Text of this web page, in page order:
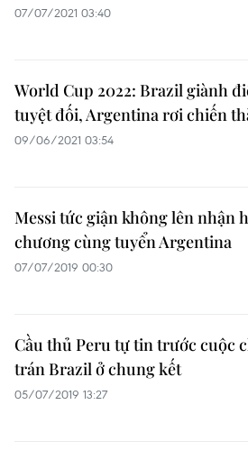
07/07/2021 03:40
World Cup 2022: Brazil giành
tuyệt đối, Argentina rơi chiến
09/06/2021 03:54
Messi tức giận không lên nhận
chương cùng tuyển Argentina
07/07/2019 00:30
Cầu thủ Peru tự tin trước cuộc
trán Brazil ở chung kết
05/07/2019 13:27